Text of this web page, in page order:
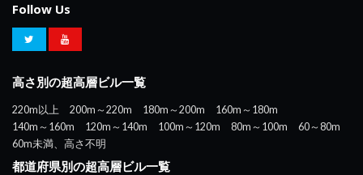
Follow Us
高さ別の超高層ビル一覧
220m以上 200m～220m 180m～200m
160m～180m
140m～160m
120m～140m 100m～120m 80m～100m
60～80m
60m未満、高さ不明
都道府県別の超高層ビル一覧